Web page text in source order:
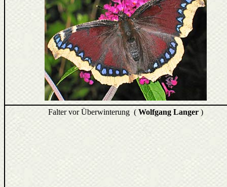
Falter vor Überwinterung ( Wolfgang Langer)